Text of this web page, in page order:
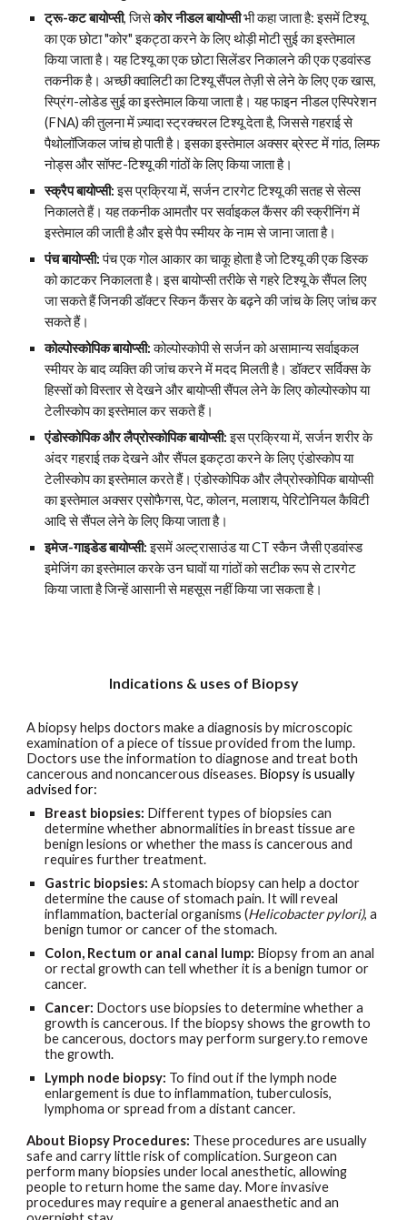
ट्रू-कट बायोप्सी, जिसेकोर नीडल बायोप्सीभी कहा जाता है: इसमें टिश्यू
का एक छोटा "कोर" इकट्ठा करने के लिए थोड़ी मोटी सुई का इस्तेमाल
किया जाता है। यह टिश्यू का एक छोटा सिलेंडर निकालने की एक एडवांस्ड
तकनीक है। अच्छी क्वालिटी का टिश्यू सैंपल तेज़ी से लेने के लिए एक खास,
स्प्रिंग-लोडेड सुई का इस्तेमाल किया जाता है। यह फाइन नीडल एस्पिरेशन
(FNA) की तुलना में ज़्यादा स्ट्रक्चरल टिश्यू देता है, जिससे गहराई से
पैथोलॉजिकल जांच हो पाती है। इसका इस्तेमाल अक्सर ब्रेस्ट में गांठ, लिम्फ
नोड्स और सॉफ्ट-टिश्यू की गांठों के लिए किया जाता है।
स्क्रैप बायोप्सी:इस प्रक्रिया में, सर्जन टारगेट टिश्यू की सतह से सेल्स
निकालते हैं। यह तकनीक आमतौर पर सर्वाइकल कैंसर की स्क्रीनिंग में
इस्तेमाल की जाती है और इसे पैप स्मीयर के नाम से जाना जाता है।
पंच बायोप्सी:पंच एक गोल आकार का चाकू होता है जो टिश्यू की एक डिस्क
को काटकर निकालता है। इस बायोप्सी तरीके से गहरे टिश्यू के सैंपल लिए
जा सकते हैं जिनकी डॉक्टर स्किन कैंसर के बढ़ने की जांच के लिए जांच कर
सकते हैं।
कोल्पोस्कोपिक बायोप्सी:कोल्पोस्कोपी से सर्जन को असामान्य सर्वाइकल
स्मीयर के बाद व्यक्ति की जांच करने में मदद मिलती है। डॉक्टर सर्विक्स के
हिस्सों को विस्तार से देखने और बायोप्सी सैंपल लेने के लिए कोल्पोस्कोप या
टेलीस्कोप का इस्तेमाल कर सकते हैं।
एंडोस्कोपिक और लैप्रोस्कोपिक बायोप्सी:इस प्रक्रिया में, सर्जन शरीर के
अंदर गहराई तक देखने और सैंपल इकट्ठा करने के लिए एंडोस्कोप या
टेलीस्कोप का इस्तेमाल करते हैं। एंडोस्कोपिक और लैप्रोस्कोपिक बायोप्सी
का इस्तेमाल अक्सर एसोफैगस, पेट, कोलन, मलाशय, पेरिटोनियल कैविटी
आदि से सैंपल लेने के लिए किया जाता है।
इमेज-गाइडेड बायोप्सी:इसमें अल्ट्रासाउंड या CT स्कैन जैसी एडवांस्ड
इमेजिंग का इस्तेमाल करके उन घावों या गांठों को सटीक रूप से टारगेट
किया जाता है जिन्हें आसानी से महसूस नहीं किया जा सकता है।
Indications & uses of Biopsy
A biopsy helps doctors make a diagnosis by microscopic
examination of a piece of tissue provided from the lump.
Doctors use the information to diagnose and treat both
cancerous and noncancerous diseases. Biopsy is usually
advised for:
Breast biopsies: Different types of biopsies can
determine whether abnormalities inbreast tissueare
benign lesions or whether the mass is cancerous and
requires further treatment.
Gastric biopsies: A stomach biopsy can help a doctor
determine the cause of stomach pain. It will reveal
inflammation, bacterial organisms (Helicobacter pylori), a
benign tumor or cancer of the stomach.
Colon, Rectum or anal canal lump: Biopsy from an anal
or rectal growth can tell whether it is a benign tumor or
cancer.
Cancer: Doctors use biopsies to determine whether a
growth is cancerous. If the biopsy shows the growth to
be cancerous, doctorsmay perform surgery.to remove
the growth.
Lymph node biopsy: To find out if the lymph node
enlargement is due to inflammation, tuberculosis,
lymphoma or spread from a distant cancer.
About Biopsy Procedures: These procedures are usually
safe and carry little risk of complication. Surgeon can
perform many biopsies under local anesthetic, allowing
people to return home the same day. More invasive
procedures may require a general anaesthetic and an